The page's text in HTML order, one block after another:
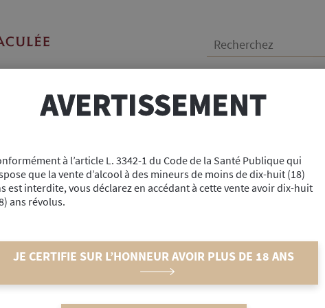
Recherchez :
ANIMALERIE BOUTIQUE
Soleil « Pinot Gris » 50cl
Arpents du Soleil «
50cl
13,90€ l'unité
AVERTISSEMENT
à l’article L. 3342-1 du Code de la Santé Publique qui
que la vente d’alcool à des mineurs de moins de dix-huit (18)
est interdite, vous déclarez en accédant à cette vente avoir dix-huit
ans révolus.
JE CERTIFIE SUR L’HONNEUR AVOIR PLUS DE 18 ANS